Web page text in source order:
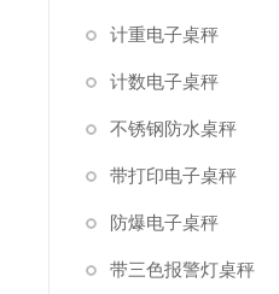
计重电子桌秤
计数电子桌秤
不锈钢防水桌秤
带打印电子桌秤
防爆电子桌秤
带三色报警灯桌秤